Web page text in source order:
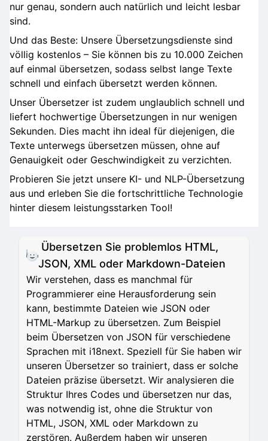
nur genau, sondern auch natürlich und leicht lesbar
sind.
Und das Beste: Unsere Übersetzungsdienste sind
völlig kostenlos – Sie können bis zu 10.000 Zeichen
auf einmal übersetzen, sodass selbst lange Texte
schnell und einfach übersetzt werden können.
Unser Übersetzer ist zudem unglaublich schnell und
liefert hochwertige Übersetzungen in nur wenigen
Sekunden. Dies macht ihn ideal für diejenigen, die
Texte unterwegs übersetzen müssen, ohne auf
Genauigkeit oder Geschwindigkeit zu verzichten.
Probieren Sie jetzt unsere KI- und NLP-Übersetzung
aus und erleben Sie die fortschrittliche Technologie
hinter diesem leistungsstarken Tool!
Übersetzen Sie problemlos HTML,
JSON, XML oder Markdown-Dateien
Wir verstehen, dass es manchmal für
Programmierer eine Herausforderung sein
kann, bestimmte Dateien wie JSON oder
HTML-Markup zu übersetzen. Zum Beispiel
beim Übersetzen von JSON für verschiedene
Sprachen mit i18next. Speziell für Sie haben wir
unseren Übersetzer so trainiert, dass er solche
Dateien präzise übersetzt. Wir analysieren die
Struktur Ihres Codes und übersetzen nur das,
was notwendig ist, ohne die Struktur von
HTML, JSON, XML oder Markdown zu
zerstören. Außerdem haben wir unseren